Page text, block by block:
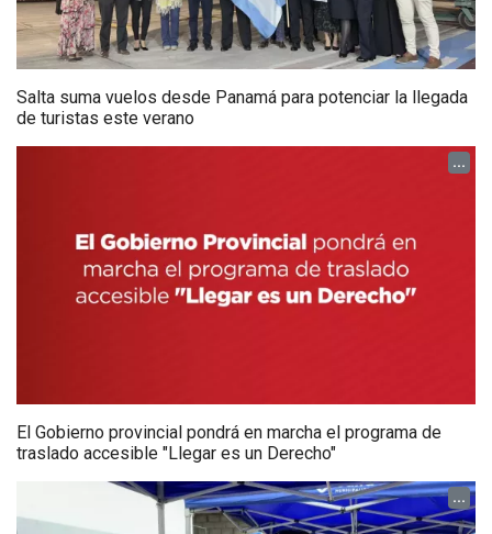
Salta suma vuelos desde Panamá para potenciar la llegada
de turistas este verano
...
El Gobierno provincial pondrá en marcha el programa de
traslado accesible "Llegar es un Derecho"
...